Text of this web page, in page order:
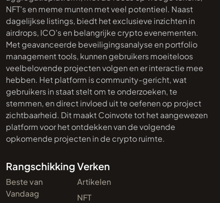
NFT's en meme munten met veel potentieel. Naast
dagelijkse listings, biedt het exclusieve inzichten in
airdrops, ICO's en belangrijke crypto evenementen.
Met geavanceerde beveiligingsanalyse en portfolio
management tools, kunnen gebruikers moeiteloos
veelbelovende projecten volgen en er interactie mee
hebben. Het platform is community-gericht, wat
gebruikers in staat stelt om te onderzoeken, te
stemmen, en direct invloed uit te oefenen op project
zichtbaarheid. Dit maakt Coinvote tot het aangewezen
platform voor het ontdekken van de volgende
opkomende projecten in de crypto ruimte.
Rangschikking
Beste van
Vandaag
Verken
Artikelen
NFT